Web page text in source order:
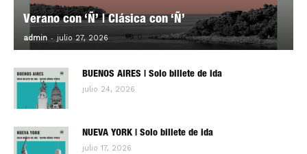
Verano con ‘Ñ’ | Clásica con ‘Ñ’
admin - julio 27, 2026 0
BUENOS AIRES | Solo billete de ida
julio 24, 2026
NUEVA YORK | Solo billete de ida
julio 17, 2026